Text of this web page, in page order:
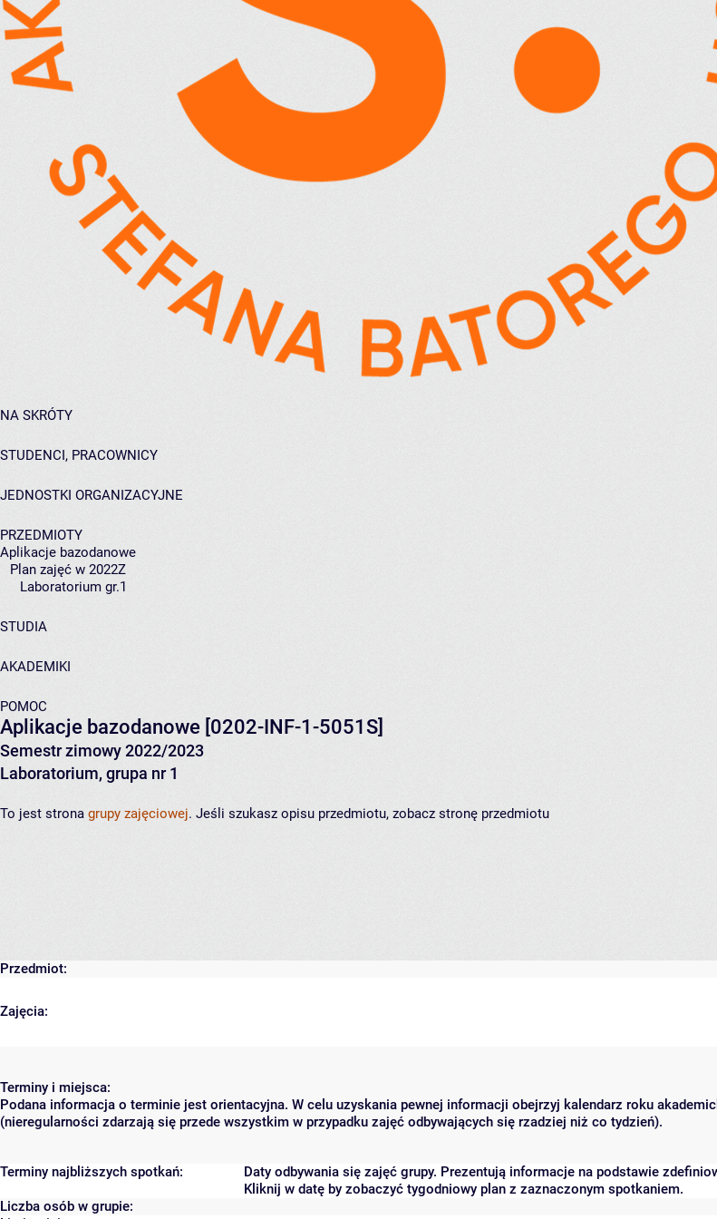
NA SKRÓTY
STUDENCI, PRACOWNICY
JEDNOSTKI ORGANIZACYJNE
PRZEDMIOTY
Aplikacje bazodanowe
Plan zajęć w 2022Z
Laboratorium gr.1
STUDIA
AKADEMIKI
POMOC
Aplikacje bazodanowe [0202-INF-1-5051S]
Semestr zimowy 2022/2023
Laboratorium, grupa nr 1
To jest strona grupy zajęciowej. Jeśli szukasz opisu przedmiotu, zobacz stronę przedmiotu
Przedmiot:
Zajęcia:
Terminy i miejsca:
Podana informacja o terminie jest orientacyjna. W celu uzyskania pewnej informacji obejrzyj kalendarz roku
(nieregularności zdarzają się przede wszystkim w przypadku zajęć odbywających się rzadziej niż co tydzień).
Terminy najbliższych spotkań:
Daty odbywania się zajęć grupy. Prezentują informacje na podstawie
Kliknij w datę by zobaczyć tygodniowy plan z zaznaczonym spotkaniem.
Liczba osób w grupie: